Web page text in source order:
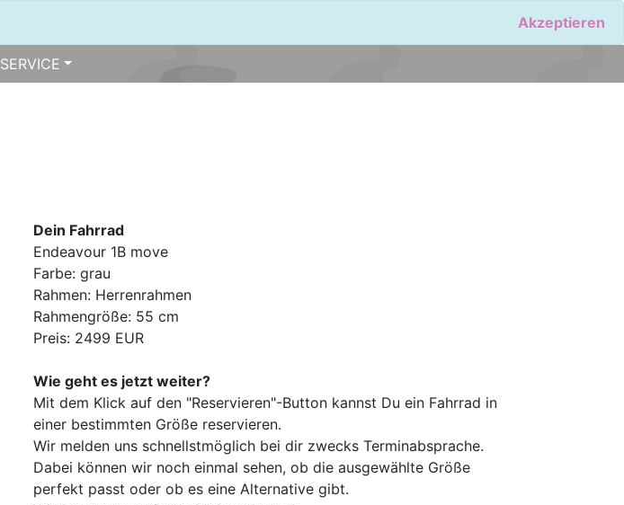
Akzeptieren
SERVICE
Dein Fahrrad
Endeavour 1B move
Farbe: grau
Rahmen: Herrenrahmen
Rahmengröße: 55 cm
Preis: 2499 EUR
Wie geht es jetzt weiter?
Mit dem Klick auf den "Reservieren"-Button kannst Du ein Fahrrad in
einer bestimmten Größe reservieren.
Wir melden uns schnellstmöglich bei dir zwecks Terminabsprache.
Dabei können wir noch einmal sehen, ob die ausgewählte Größe
perfekt passt oder ob es eine Alternative gibt.